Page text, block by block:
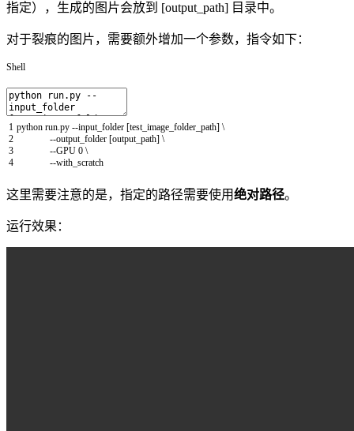
指定），生成的图片会放到 [output_path] 目录中。
对于裂痕的图片，需要额外增加一个参数，指令如下：
Shell
1
2
3
4
python run.py --input_ folder [test_image_folder_path] \
--output_ folder [output_path] \
--GPU 0 \
--with_scratch
这里需要注意的是，指定的路径需要使用绝对路径。
运行效果：